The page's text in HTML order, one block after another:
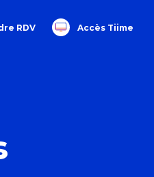
RDV Accès Tiime